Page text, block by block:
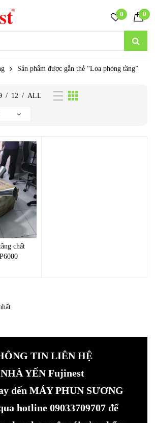
0 0
Sản phẩm được gắn thẻ “Loa phóng tầng”
/ 12 / ALL
chất
TIN LIÊN HỆ
YẾN Fujinest
đến MÁY PHUN SƯƠNG
hotline 09033709707 để